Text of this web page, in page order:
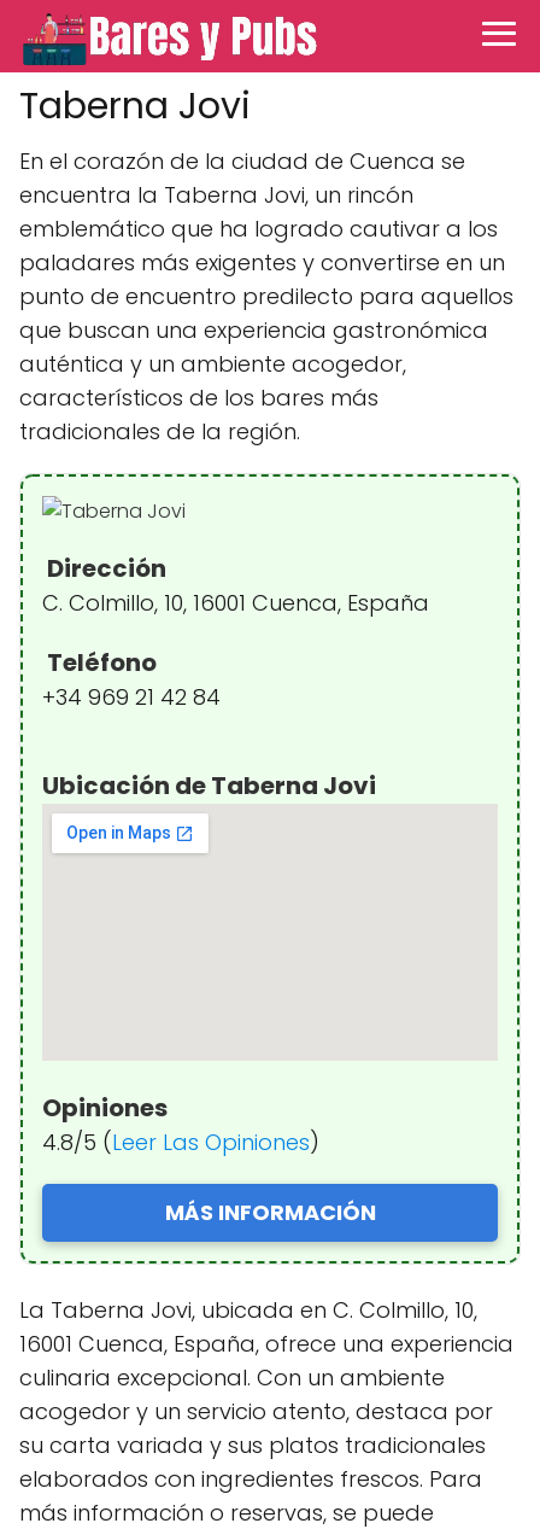
Taberna Jovi
En el corazón de la ciudad de Cuenca se
encuentra la Taberna Jovi, un rincón
emblemático que ha logrado cautivar a los
paladares más exigentes y convertirse en un
punto de encuentro predilecto para aquellos
que buscan una experiencia gastronómica
auténtica y un ambiente acogedor,
característicos de los bares más
tradicionales de la región.
Dirección
C. Colmillo, 10, 16001 Cuenca, España
Teléfono
+34 969 21 42 84
Ubicación de Taberna Jovi
Opiniones
4.8/5 (Leer Las Opiniones)
MÁS INFORMACIÓN
La Taberna Jovi, ubicada en C. Colmillo, 10,
16001 Cuenca, España, ofrece una experiencia
culinaria excepcional. Con un ambiente
acogedor y un servicio atento, destaca por
su carta variada y sus platos tradicionales
elaborados con ingredientes frescos. Para
más información o reservas, se puede